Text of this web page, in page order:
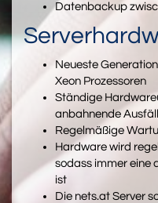
Datenbackup
Neueste
Xeon Prozessoren
Ständige
anbahnende
Regelmäßige
Hardware wird
sodass immer eine
ist
Die nets.at Server